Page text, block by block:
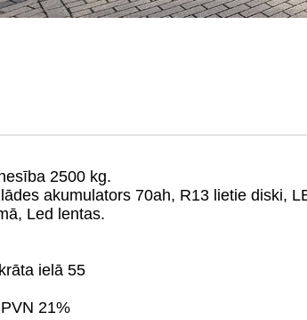
2500 kg.
akumulators 70ah, R13 lietie diski,
Led lentas.
ielā 55
21%